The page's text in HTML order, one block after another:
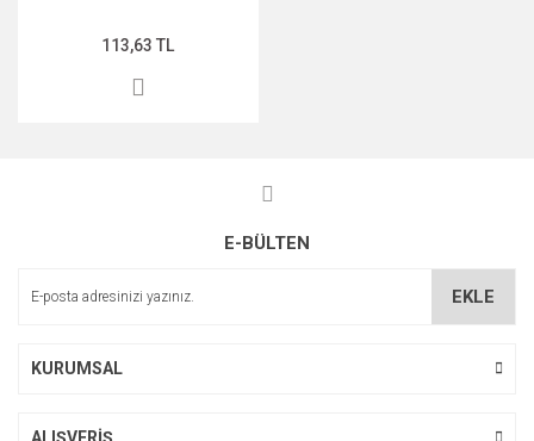
113,63 TL
E-BÜLTEN
EKLE
KURUMSAL
ALIŞVERİŞ